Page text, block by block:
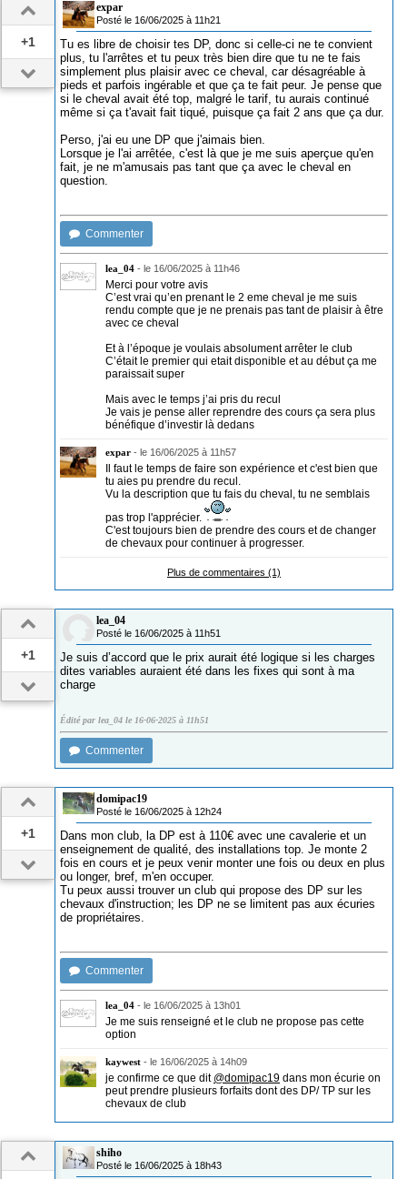
+1
expar
Posté le 16/06/2025 à 11h21
Tu es libre de choisir tes DP, donc si celle-ci ne te convient
plus, tu l'arrêtes et tu peux très bien dire que tu ne te fais
simplement plus plaisir avec ce cheval, car désagréable à
pieds et parfois ingérable et que ça te fait peur. Je pense que
si le cheval avait été top, malgré le tarif, tu aurais continué
même si ça t'avait fait tiqué, puisque ça fait 2 ans que ça dur.
Perso, j'ai eu une DP que j'aimais bien.
Lorsque je l'ai arrêtée, c'est là que je me suis aperçue qu'en
fait, je ne m'amusais pas tant que ça avec le cheval en
question.
Commenter
lea_04 - le 16/06/2025 à 11h46
Merci pour votre avis
C’est vrai qu’en prenant le 2 eme cheval je me suis
rendu compte que je ne prenais pas tant de plaisir à être
avec ce cheval
Et à l’époque je voulais absolument arrêter le club
C’était le premier qui etait disponible et au début ça me
paraissait super
Mais avec le temps j’ai pris du recul
Je vais je pense aller reprendre des cours ça sera plus
bénéfique d’investir là dedans
expar - le 16/06/2025 à 11h57
Il faut le temps de faire son expérience et c'est bien que
tu aies pu prendre du recul.
Vu la description que tu fais du cheval, tu ne semblais
pas trop l'apprécier.
C'est toujours bien de prendre des cours et de changer
de chevaux pour continuer à progresser.
Plus de commentaires (1)
+1
lea_04
Posté le 16/06/2025 à 11h51
Je suis d’accord que le prix aurait été logique si les charges
dites variables auraient été dans les fixes qui sont à ma
charge
Édité par lea_04 le 16-06-2025 à 11h51
Commenter
+1
domipac19
Posté le 16/06/2025 à 12h24
Dans mon club, la DP est à 110€ avec une cavalerie et un
enseignement de qualité, des installations top. Je monte 2
fois en cours et je peux venir monter une fois ou deux en plus
ou longer, bref, m'en occuper.
Tu peux aussi trouver un club qui propose des DP sur les
chevaux d'instruction; les DP ne se limitent pas aux écuries
de propriétaires.
Commenter
lea_04 - le 16/06/2025 à 13h01
Je me suis renseigné et le club ne propose pas cette
option
kaywest - le 16/06/2025 à 14h09
je confirme ce que dit @domipac19 dans mon écurie on
peut prendre plusieurs forfaits dont des DP/ TP sur les
chevaux de club
shiho
Posté le 16/06/2025 à 18h43